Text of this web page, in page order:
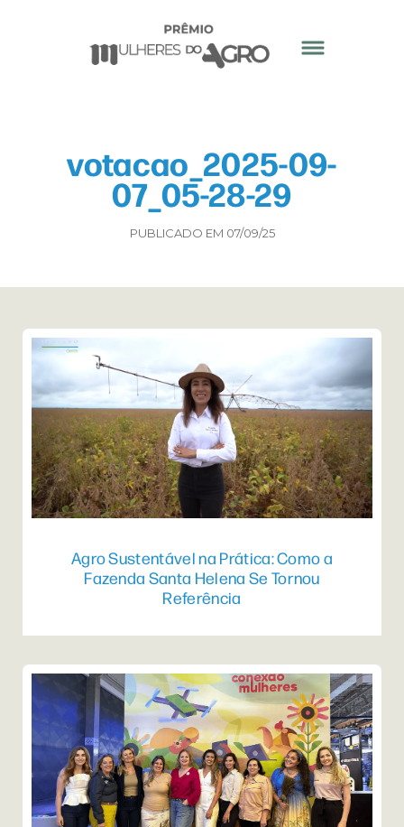
votacao_2025-09-
07_05-28-29
PUBLICADO EM 07/09/25
Agro Sustentável na Prática: Como a
Fazenda Santa Helena Se Tornou
Referência